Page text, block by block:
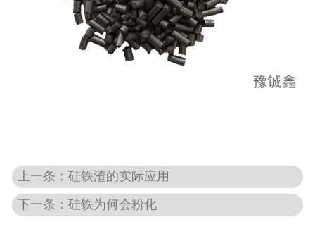
上一条：硅铁渣的实际应用
下一条：硅铁为何会粉化